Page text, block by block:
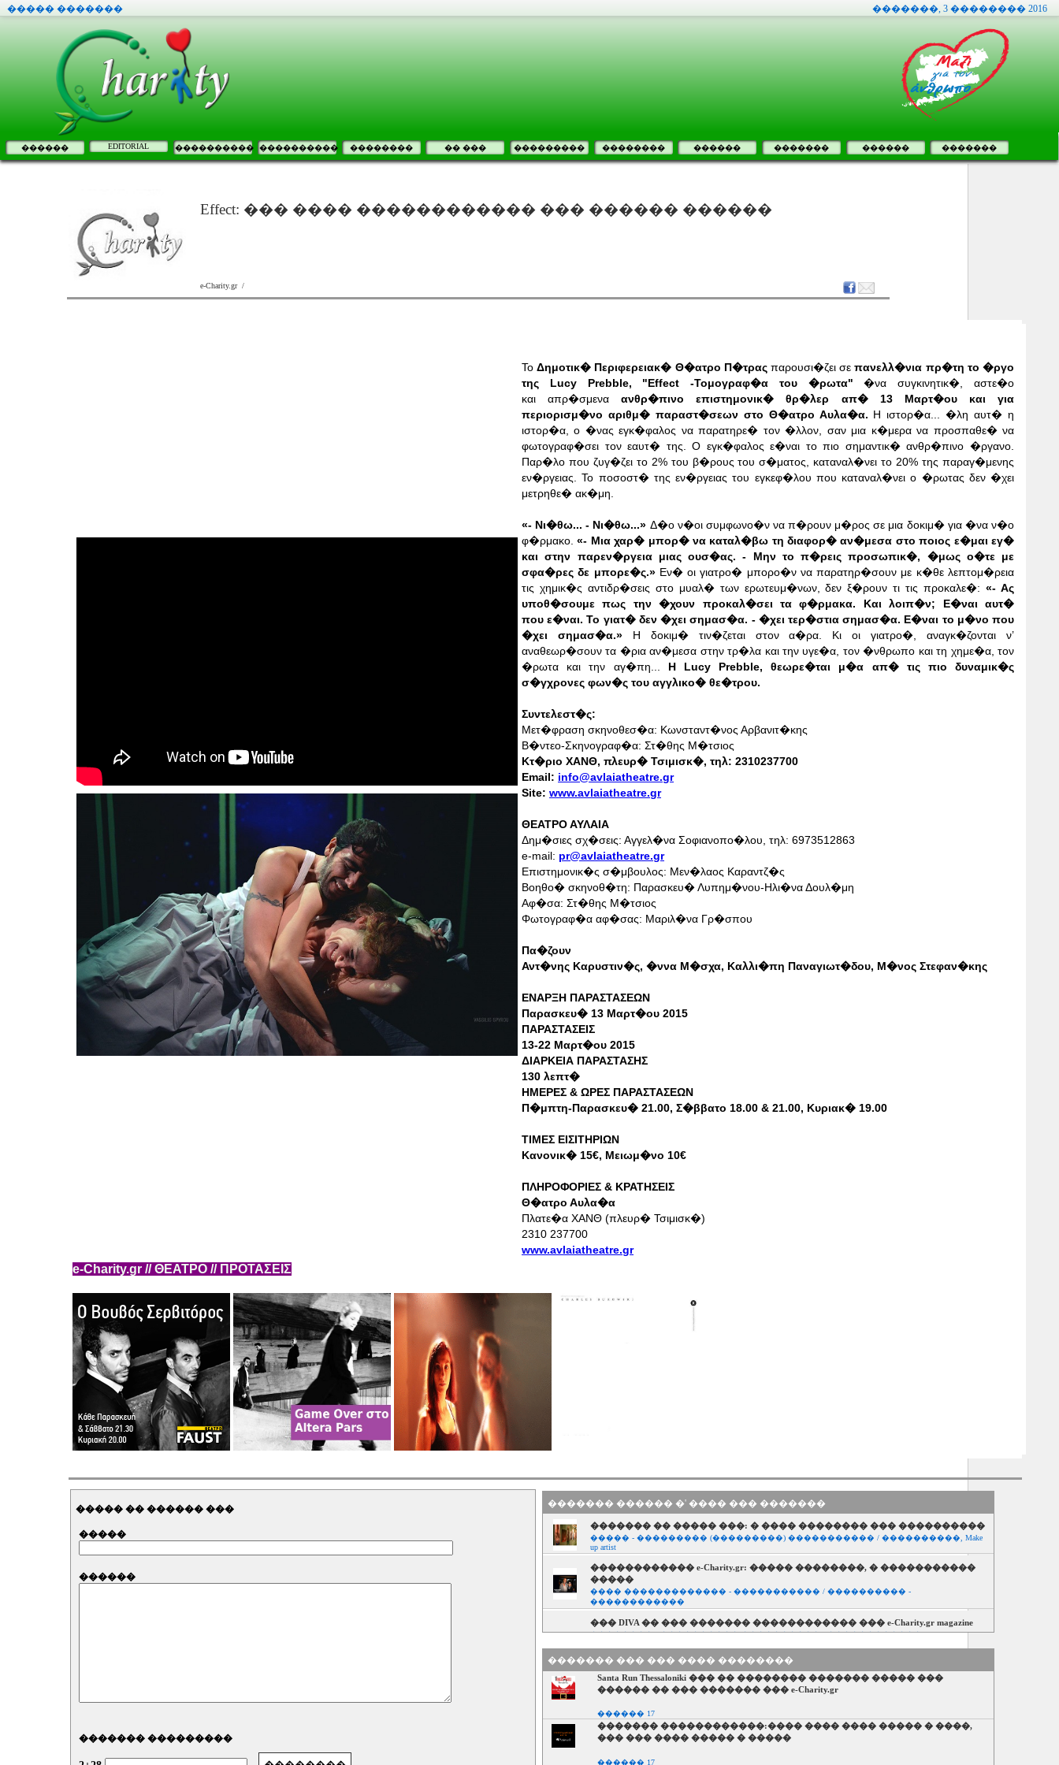
����� ������� �������, 3 �������� 2016
������ EDITORIAL ���������� ���������� �������� �� ��� ��������� �������� ������ ������� ������ �������
Effect: ��� ���� ������������ ��� ������ ������
e-Charity.gr /
ΤοΔημοτικ� Περιφερειακ� Θ�ατρο Π�τραςπαρουσι�ζει σεπανελλ�νια πρ�τη το�ργο
της Lucy Prebble, "Effect -Τομογραφ�α του �ρωτα"�να συγκινητικ�, αστε�ο
καιαπρ�σμεναανθρ�πινο επιστημονικ� θρ�λερ απ� 13 Μαρτ�ου και για
περιορισμ�νο αριθμ� παραστ�σεων στο Θ�ατρο Αυλα�α. Η ιστορ�α ... �λη αυτ� η
ιστορ�α, ο �νας εγκ�φαλος να παρατηρε� τον �λλον, σαν μια κ�μερα να προσπαθε� να
φωτογραφ�σει τον εαυτ� της.Ο εγκ�φαλος ε�ναι το πιο σημαντικ� ανθρ�πινο �ργανο.
Παρ�λο που ζυγ�ζει το 2% του β�ρους του σ�ματος, καταναλ�νει το 20% της παραγ�μενης
εν�ργειας. Το ποσοστ� τηςεν�ργειας του εγκεφ�λου που καταναλ�νει ο �ρωτας δεν �χει
μετρηθε� ακ�μη.
«- Νι�θω... - Νι�θω...» Δ�ο ν�οι συμφωνο�ν να π�ρουν μ�ρος σε μια δοκιμ� για �να ν�ο
φ�ρμακο.«- Μια χαρ� μπορ� να καταλ�βω τη διαφορ� αν�μεσα στο ποιος ε�μαι εγ�
και στην παρεν�ργεια μιας ουσ�ας.- Μην το π�ρεις προσωπικ�, �μως ο�τε με
σφα�ρες δε μπορε�ς.» Εν� οι γιατρο� μπορο�ν να παρατηρ�σουν με κ�θε λεπτομ�ρεια
τις χημικ�ς αντιδρ�σεις στο μυαλ� των ερωτευμ�νων, δεν ξ�ρουν τι τις προκαλε�:«- Ας
υποθ�σουμε πως την �χουν προκαλ�σει τα φ�ρμακα. Και λοιπ�ν; Ε�ναι αυτ�
πουε�ναι. Το γιατ� δεν �χει σημασ�α. - �χει τερ�στια σημασ�α. Ε�ναι το μ�νο που
�χει σημασ�α.» Η δοκιμ� τιν�ζεται στον α�ρα. Κι οι γιατρο�, αναγκ�ζονται ν’
αναθεωρ�σουν τα �ριααν�μεσα στην τρ�λα και την υγε�α, τον �νθρωπο και τη χημε�α, τον
�ρωτα και την αγ�πη... H Lucy Prebble, θεωρε�ται μ�α απ� τις πιο δυναμικ�ς
σ�γχρονες φων�ς του αγγλικο�θε�τρου.
Συντελεστ�ς:
Μετ�φραση σκηνοθεσ�α: Κωνσταντ�νος Αρβανιτ�κης
Β�ντεο-Σκηνογραφ�α: Στ�θης Μ�τσιος
Κτ�ριο ΧΑΝΘ, πλευρ� Τσιμισκ�, τηλ: 2310237700
Email: info@avlaiatheatre.gr
Site:www.avlaiatheatre.gr
ΘΕΑΤΡΟ ΑΥΛΑΙΑ
Δημ�σιες σχ�σεις: Αγγελ�να Σοφιανοπο�λου, τηλ: 6973512863
e-mail: pr@avlaiatheatre.gr
Επιστημονικ�ς σ�μβουλος: Μεν�λαος Καραντζ�ς
Βοηθο� σκηνοθ�τη: Παρασκευ� Λυπημ�νου-Ηλι�να Δουλ�μη
Αφ�σα: Στ�θης Μ�τσιος
Φωτογραφ�α αφ�σας: Μαριλ�να Γρ�σπου
Πα�ζουν
Αντ�νης Καρυστιν�ς, �ννα Μ�σχα, Καλλι�πη Παναγιωτ�δου, Μ�νος Στεφαν�κης
ΕΝΑΡΞΗ ΠΑΡΑΣΤΑΣΕΩΝ
Παρασκευ� 13 Μαρτ�ου 2015
ΠΑΡΑΣΤΑΣΕΙΣ
13-22 Μαρτ�ου 2015
ΔΙΑΡΚΕΙΑ ΠΑΡΑΣΤΑΣΗΣ
130 λεπτ�
ΗΜΕΡΕΣ & ΩΡΕΣ ΠΑΡΑΣΤΑΣΕΩΝ
Π�μπτη-Παρασκευ� 21.00, Σ�ββατο 18.00 & 21.00, Κυριακ� 19.00
ΤΙΜΕΣ ΕΙΣΙΤΗΡΙΩΝ
Κανονικ� 15€, Μειωμ�νο 10€
ΠΛΗΡΟΦΟΡΙΕΣ & ΚΡΑΤΗΣΕΙΣ
Θ�ατρο Αυλα�α
Πλατε�α ΧΑΝΘ (πλευρ� Τσιμισκ�)
2310 237700
www.avlaiatheatre.gr
e-Charity.gr // ΘΕΑΤΡΟ // ΠΡΟΤΑΣΕΙΣ
����� �� ������ ���
�����
������
������� ���������
������� ������ �' ���� ��� �������
������� �� ����� ���: � ���� �������� ��� ����������
����� - ��������� (���������) ����������� / ����������, Make
up artist
������������ e-Charity.gr: ����� ��������, � �����������
�����
���� ������������� - ����������� / ���������� -
������������
��� DIVA �� ��� ������� ������������ ��� e-Charity.gr magazine
�������� - ���������� ���������� - ������������ /
������������:� ������� GRONHOLM
���� ������������� - ����������� / ���������� -
������������
������������:��������
���� ������������� - ����������� / ���������� -
������������
������� ��� ��� ���� ��������
Santa Run Thessaloniki ��� �� �������� ������� ����� ���
������ �� ��� ������� ��� e-Charity.gr
������ 17
������� ������������:���� ���� ���� ����� � ����,
��� ��� ���� ����� � �����
������ 17